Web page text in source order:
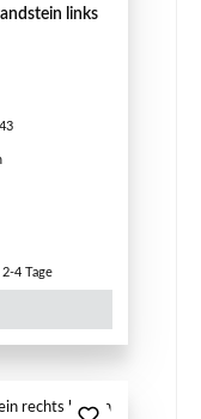
links
4 Tage